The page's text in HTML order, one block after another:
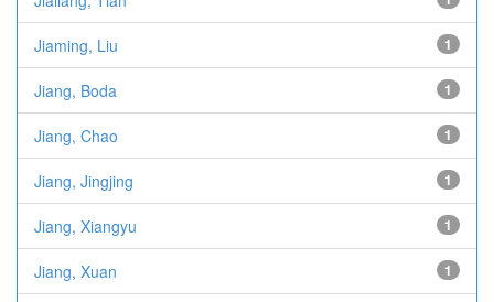
Jiaming, Liu 1
Jiang, Boda 1
Jiang, Chao 1
Jiang, Jingjing 1
Jiang, Xiangyu 1
Jiang, Xuan 1